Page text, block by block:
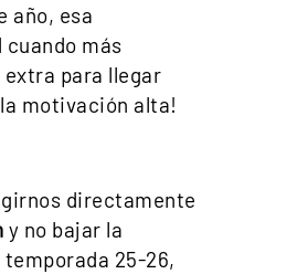
año, esa
más
para llegar
motivación alta!
directamente
y no bajar la
25-26,